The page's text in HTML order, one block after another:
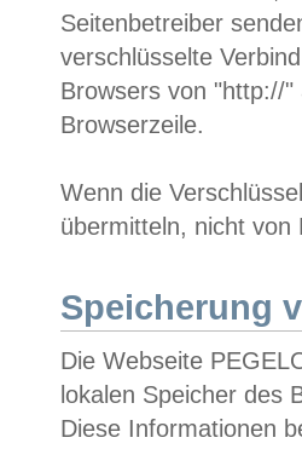
Seitenbetreiber
verschlüsselte
Browsers von "http://
Browserzeile.
Wenn die
übermitteln, nicht von
Speicherung
Die Webseite
lokalen Speicher des
Diese Informationen